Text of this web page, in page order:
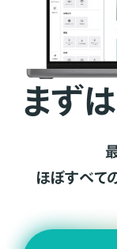
まず
ほぼすべて